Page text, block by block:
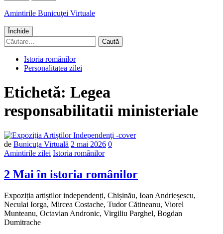
Amintirile Bunicuţei Virtuale
Închide
Caută
după:
Istoria românilor
Personalitatea zilei
Etichetă: Legea
responsabilitatii ministeriale
de Bunicuţa Virtuală 2 mai 2026 Număr
0
Amintirile zilei Istoria românilor
2 Mai în istoria românilor
Expoziția artiștilor independenți, Chișinău, Ioan Andrieșescu,
Neculai Iorga, Mircea Costache, Tudor Cătineanu, Viorel
Munteanu, Octavian Andronic, Virgiliu Parghel, Bogdan
Dumitrache